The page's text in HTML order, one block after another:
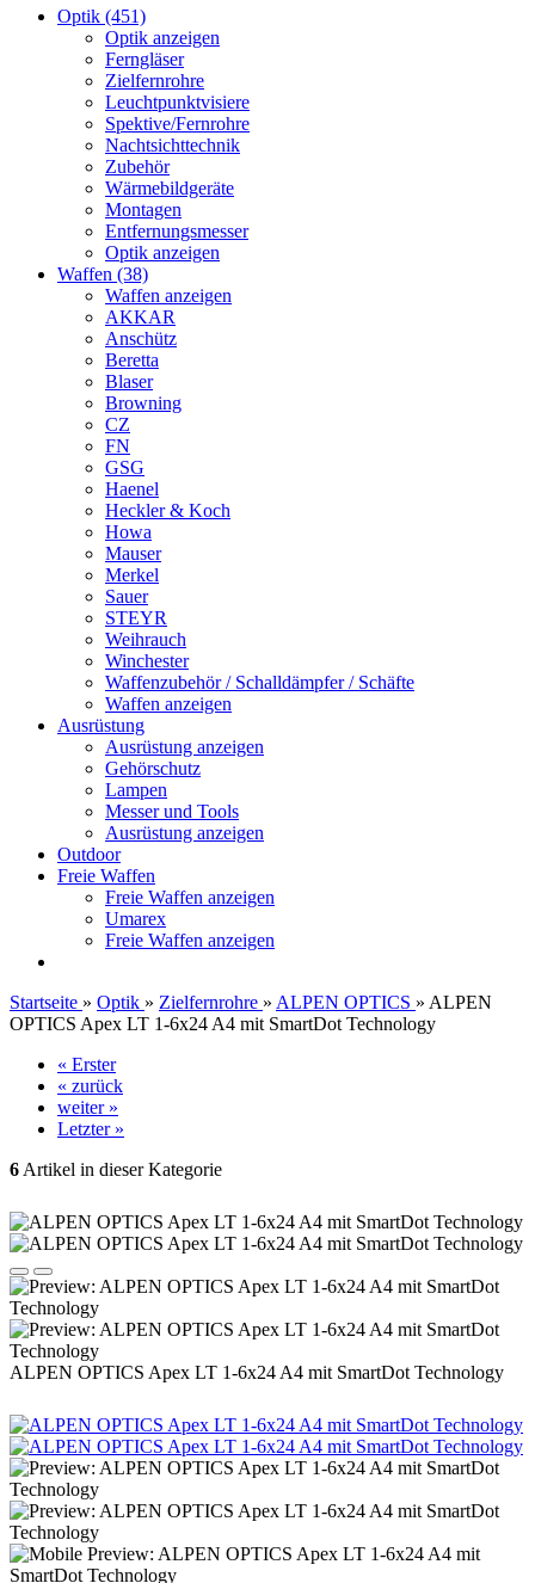
Optik (451)
Optik anzeigen
Ferngläser
Zielfernrohre
Leuchtpunktvisiere
Spektive/Fernrohre
Nachtsichttechnik
Zubehör
Wärmebildgeräte
Montagen
Entfernungsmesser
Optik anzeigen
Waffen (38)
Waffen anzeigen
AKKAR
Anschütz
Beretta
Blaser
Browning
CZ
FN
GSG
Haenel
Heckler & Koch
Howa
Mauser
Merkel
Sauer
STEYR
Weihrauch
Winchester
Waffenzubehör / Schalldämpfer / Schäfte
Waffen anzeigen
Ausrüstung
Ausrüstung anzeigen
Gehörschutz
Lampen
Messer und Tools
Ausrüstung anzeigen
Outdoor
Freie Waffen
Freie Waffen anzeigen
Umarex
Freie Waffen anzeigen
Startseite » Optik » Zielfernrohre » ALPEN OPTICS » ALPEN
OPTICS Apex LT 1-6x24 A4 mit SmartDot Technology
« Erster
« zurück
weiter »
Letzter »
6 Artikel in dieser Kategorie
ALPEN OPTICS Apex LT 1-6x24 A4 mit SmartDot Technology